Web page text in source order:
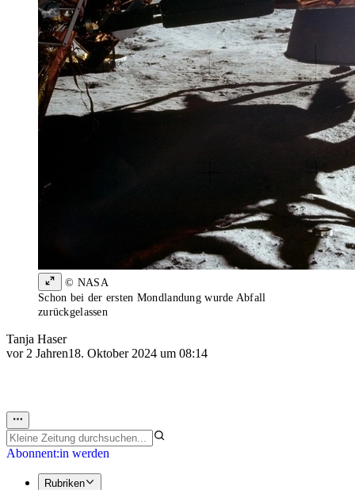
© NASA
Schon bei der ersten Mondlandung wurde Abfall
zurückgelassen
Tanja Haser
vor 2 Jahren18. Oktober 2024 um 08:14
Abonnent:in werden
Rubriken